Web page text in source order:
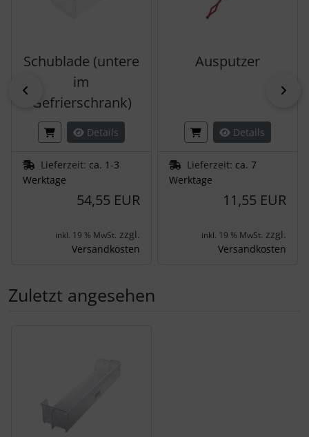
Schublade (untere
im
Gefrierschrank)
Details
Lieferzeit: ca. 1-3
Werktage
54,55 EUR
inkl. 19 % MwSt. zzgl.
Versandkosten
Ausputzer
Details
Lieferzeit: ca. 7
Werktage
11,55 EUR
inkl. 19 % MwSt. zzgl.
Versandkosten
Zuletzt angesehen